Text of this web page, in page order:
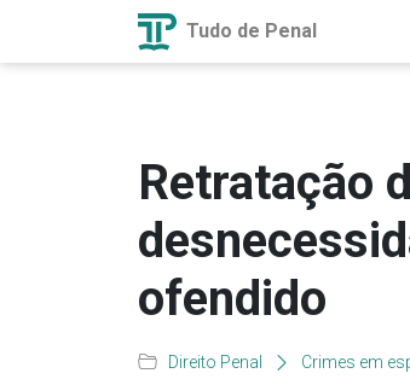
Tudo de Penal
Retratação
ofendido
Direito Penal Crimes em